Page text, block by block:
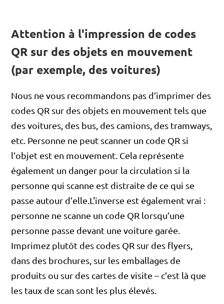
Attention à l'impression de codes
QR sur des objets en mouvement
(par exemple, des voitures)
Nous ne vous recommandons pas d’imprimer des
codes QR sur des objets en mouvement tels que
des voitures, des bus, des camions, des tramways,
etc. Personne ne peut scanner un code QR si
l’objet est en mouvement. Cela représente
également un danger pour la circulation si la
personne qui scanne est distraite de ce qui se
passe autour d’elle.L'inverse est également vrai :
personne ne scanne un code QR lorsqu’une
personne passe devant une voiture garée.
Imprimez plutôt des codes QR sur des flyers,
dans des brochures, sur les emballages de
produits ou sur des cartes de visite – c’est là que
les taux de scan sont les plus élevés.